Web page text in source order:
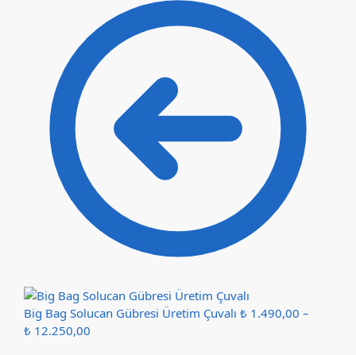
Big Bag Solucan Gübresi Üretim Çuvalı ₺ 1.490,00 –
₺ 12.250,00